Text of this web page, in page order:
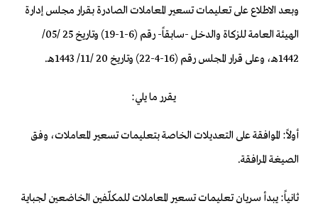
وبعد الاطلاع على تعليمات تسعير المعاملات الصادرة بقرار مجلس إدارة
الهيئة العامة للزكاة والدخل -سابقاً- رقم (6-1-19) وتاريخ 25 /05/
1442هـ، وعلى قرار المجلس رقم (16-4-22) وتاريخ 20 /11/ 1443هـ.
يقرر ما يلي:
أولاً: الموافقة على التعديلات الخاصة بتعليمات تسعير المعاملات، وفق
الصيغة المرافقة.
ثانياً: يبدأ سريان تعليمات تسعير المعاملات للمكلّفين الخاضعين لجباية